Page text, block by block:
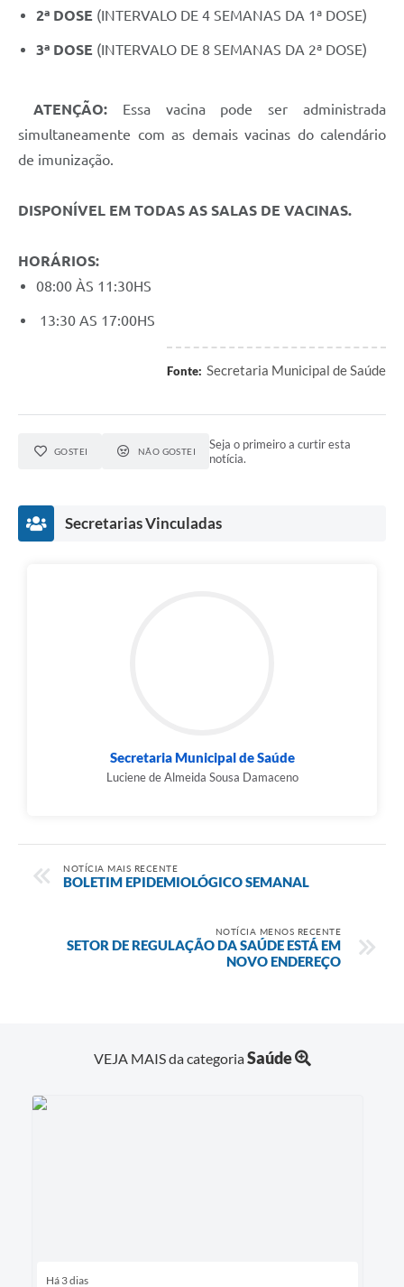
Enquete
SIC
Fotos - Eventos Oficiais
2ª DOSE (INTERVALO DE 4 SEMANAS DA 1ª DOSE)
3ª DOSE (INTERVALO DE 8 SEMANAS DA 2ª DOSE)
ATENÇÃO:Essa vacina pode ser administrada
simultaneamente com as demais vacinas do calendário
de imunização.
DISPONÍVEL EM TODAS AS SALAS DE VACINAS.
HORÁRIOS:
08:00 ÀS 11:30HS
13:30 AS 17:00HS
Fonte: Secretaria Municipal de Saúde
GOSTEI NÃO GOSTEI
Seja o primeiro a curtir esta
notícia.
Secretarias Vinculadas
Secretaria Municipal de Saúde
Luciene de Almeida Sousa Damaceno
NOTÍCIA MAIS RECENTE
BOLETIM EPIDEMIOLÓGICO SEMANAL
NOTÍCIA MENOS RECENTE
SETOR DE REGULAÇÃO DA SAÚDE ESTÁ EM
NOVO ENDEREÇO
VEJA MAIS da categoriaSaúde
Há 3 dias